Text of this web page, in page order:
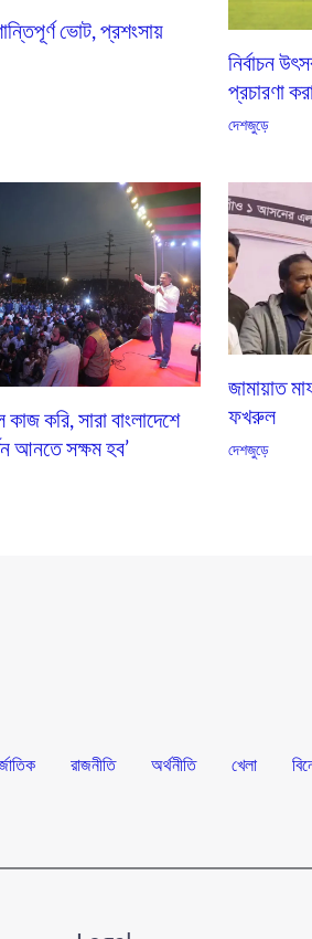
ভোট, প্রশংসায়
নির্বাচন
প্রচারণা
দেশজুড়ে
কাজ করি, সারা বাংলাদেশে
আনতে সক্ষম হব’
জামায়াত
ফখরুল
দেশজুড়ে
রাজনীতি অর্থনীতি খেলা